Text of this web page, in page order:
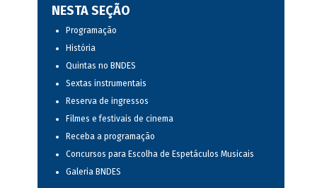
NESTA SEÇÃO
Programação
História
Quintas no BNDES
Sextas instrumentais
Reserva de ingressos
Filmes e festivais de cinema
Receba a programação
Concursos para Escolha de Espetáculos Musicais
Galeria BNDES